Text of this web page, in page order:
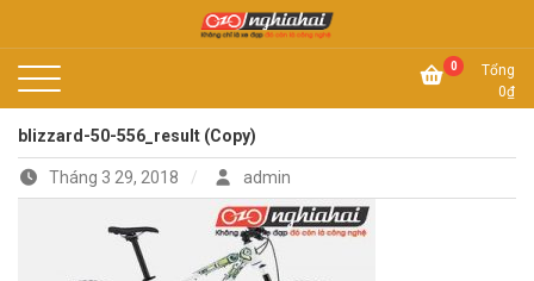
Xe đạp Nhật Nghĩa Hải 0
Tổng
0₫
blizzard-50-556_result (Copy)
Tháng 3 29, 2018 admin